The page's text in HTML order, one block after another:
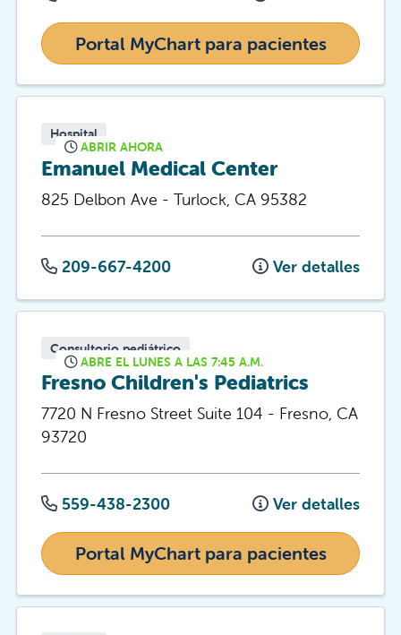
Portal MyChart para pacientes
Hospital
ABRIR AHORA
Emanuel Medical Center
825 Delbon Ave - Turlock, CA 95382
209-667-4200 Ver detalles
Consultorio pediátrico
ABRE EL LUNES A LAS 7:45 A.M.
Fresno Children's Pediatrics
7720 N Fresno Street Suite 104 - Fresno, CA
93720
559-438-2300 Ver detalles
Portal MyChart para pacientes